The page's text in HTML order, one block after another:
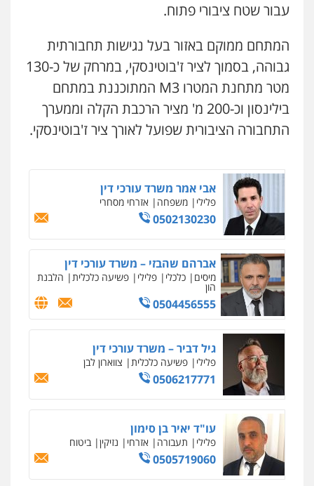
עבור שטח ציבורי פתוח.
המתחם ממוקם באזור בעל נגישות תחבורתית
גבוהה, בסמוך לציר ז'בוטינסקי, במרחק של כ-130
מטר מתחנת המטרו M3 המתוכננת במתחם
בילינסון וכ-200 מ' מציר הרכבת הקלה וממערך
התחבורה הציבורית שפועל לאורך ציר ז'בוטינסקי.
כלכלי הלבנת הון חילוט ייעוץ לעורכי דין
0507061374
מצגר ושות', חברת עורכי דין
נדל"ן / עסקים משפחה תעבורה כלכלי
הוצאה לפועל
אבי אמר משרד עורכי דין
פלילי משפחה אזרחי מסחרי
0502130230
אברהם שהבזי – משרד עורכי דין
מיסים כלכלי פלילי פשיעה כלכלית הלבנת
הון
0504456555
גיל דביר – משרד עורכי דין
פלילי פשיעה כלכלית צווארון לבן
0506217771
עו"ד יאיר בן סימון
פלילי תעבורה אזרחי נזיקין ביטוח
0505719060
ניר קידר – צלם
צילום עורכי דין שירותים מקצועיים לעורכי
דין
0504578527
רונן הלל – מוניטין
מחיקת כתבות מגוגל ודחיקת אזכורים
שליליים
שירותים מקצועיים לעורכי דין
0522508109
אחסון אתרים
מהירות הגנה גיבוי
מקצועיים לעורכי דין
מרכז התחלה חדשה
אסירים עבירות מין
לעורכי דין